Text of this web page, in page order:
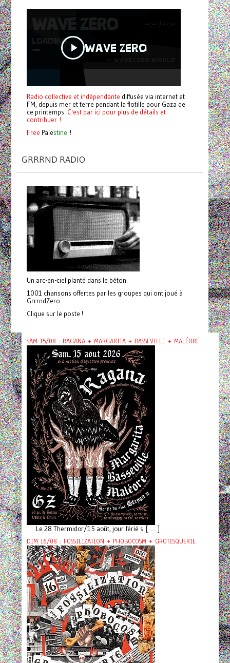
Radio collective et indépendante diffusée via internet et
FM, depuis mer et terre pendant la flotille pour Gaza de
ce printemps. C'est par ici pour plus de détails et
contribuer !
Free Palestine !
GRRRND RADIO
Un arc-en-ciel planté dans le béton.
1001 chansons offertes par les groupes qui ont joué à
GrrrndZero.
Clique sur le poste !
SAM 15/08 : RAGANA + MARGARITA + BASSEVILLE + MALÉORE
Le 28 Thermidor/15 août, jour férié s [ ... ]
DIM 16/08 : FOSSILIZATION + PHOBOCOSM + GROTESQUERIE